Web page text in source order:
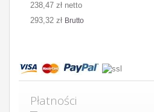
238,47 zł netto
293,32 zł Brutto
Płatności